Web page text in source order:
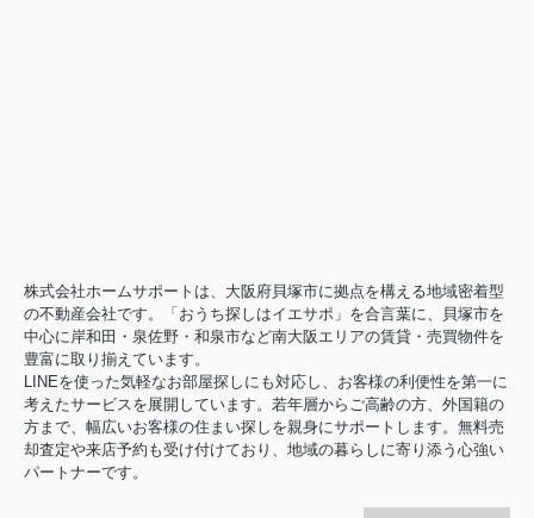
株式会社ホームサポートは、大阪府貝塚市に拠点を構える地域密着型
の不動産会社です。「おうち探しはイエサポ」を合言葉に、貝塚市を
中心に岸和田・泉佐野・和泉市など南大阪エリアの賃貸・売買物件を
豊富に取り揃えています。
LINEを使った気軽なお部屋探しにも対応し、お客様の利便性を第一に
考えたサービスを展開しています。若年層からご高齢の方、外国籍の
方まで、幅広いお客様の住まい探しを親身にサポートします。無料売
却査定や来店予約も受け付けており、地域の暮らしに寄り添う心強い
パートナーです。